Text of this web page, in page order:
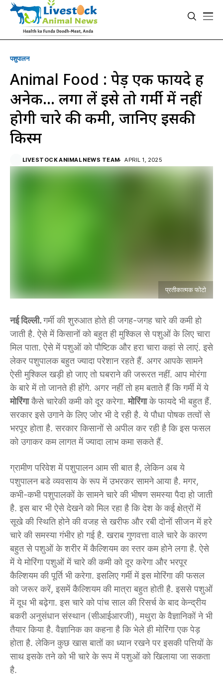
पशुपालन
Animal Food : पेड़ एक फायदे हैं
अनेक… लगा लें इसे तो गर्मी में नहीं
होगी चारे की कमी, जानिए इसकी
किस्म
LIVESTOCK ANIMAL NEWS TEAM APRIL 1, 2025
प्रतीकात्मक फोटो
नई दिल्ली.गर्मी की शुरुआत होते ही जगह-जगह चारे की कमी हो
जाती है. ऐसे में किसानों को बहुत ही मुश्किल से पशुओं के लिए चारा
मिल पाता. ऐसे में पशुओं को पौष्टिक और हरा चारा कहां से लाएं. इसे
लेकर पशुपालक बहुत ज्यादा परेशान रहते हैं. अगर आपके सामने
ऐसी मुश्किल खड़ी हो जाए तो घबराने की जरूरत नहीं. आप मोरंगा
के बारे में तो जानते ही होंगे. अगर नहीं तो हम बताते हैं कि गर्मी में ये
मोरिंगाकैसे चारेकी कमी को दूर करेगा.मोरिंगाके फायदे भी बहुत हैं.
सरकार इसे उगाने के लिए जोर भी दे रही है. ये पौधा पोषक तत्वों से
भरपूर होता है. सरकार किसानों से अपील कर रही है कि इस फसल
को उगाकर कम लागत में ज्यादा लाभ कमा सकते हैं.
ग्रामीण परिवेश में पशुपालन आम सी बात है, लेकिन अब ये
पशुपालन बडे व्यवसाय के रूप में उभरकर सामने आया है. मगर,
कभी-कभी पशुपालकों के सामने चारे की भीषण समस्या पैदा हो जाती
है. इस बार भी ऐसे देखने को मिल रहा है कि देश के कई क्षेत्रों में
सूखे की स्थिति होने की वजह से खरीफ और रबी दोनों सीजन में हरे
चारे की समस्या गंभीर हो गई है. खराब गुणवत्ता वाले चारे के कारण
बहुत से पशुओं के शरीर में कैल्शियम का स्तर कम होने लगा है. ऐसे
में ये मोरिंगा पशुओं में चारे की कमी को दूर करेगा और भरपूर
कैल्शियम की पूर्ति भी करेगा. इसलिए गर्मी में इस मोरिंगा की फसल
को जरूर करें, इसमें कैल्शियम की मात्रा बहुत होती है. इससे पशुओं
में दूध भी बढ़ेगा. इस चारे को पांच साल की रिसर्च के बाद केन्द्रीय
बकरी अनुसंधान संस्थान (सीआईआरजी), मथुरा के वैज्ञानिकों ने भी
तैयार किया है. वैज्ञानिक का कहना है कि भेले ही मोरिंगा एक पेड़
होता है. लेकिन कुछ खास बातों का ध्यान रखने पर इसकी पत्तियों के
साथ इसके तने को भी चारे के रूप में पशुओं को खिलाया जा सकता
है.